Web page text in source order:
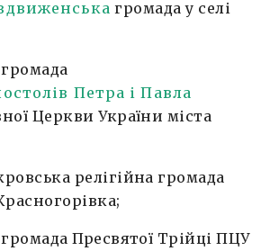
громада у селі
Петра і Павла
Церкви України міста
релігійна громада
громада Пресвятої Трійці ПЦУ